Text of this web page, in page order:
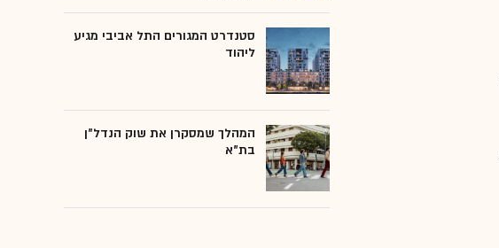
סטנדרט המגורים התל אביבי מגיע
ליהוד
המהלך שמסקרן את שוק הנדל"ן
בת"א